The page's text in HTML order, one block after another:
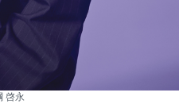
啓永